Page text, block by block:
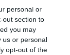
personal or
out section to
you may
us or personal
opt-out of the
Ώρα Ελλάδος...
Όλες οι